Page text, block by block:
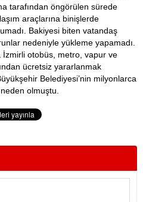
tarafından öngörülen sürede
araçlarına binişlerde
Bakiyesi biten vatandaş
nedeniyle yükleme yapamadı.
İzmirli otobüs, metro, vapur ve
ücretsiz yararlanmak
Belediyesi’nin milyonlarca
olmuştu.